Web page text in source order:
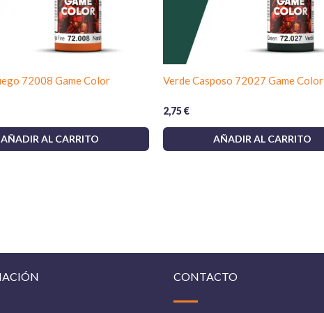
72008 Game Color
AÑADIR AL CARRITO
Verde Casposo 72027 Game Color
2,75€
AÑADIR AL CARRITO
CONTACTO